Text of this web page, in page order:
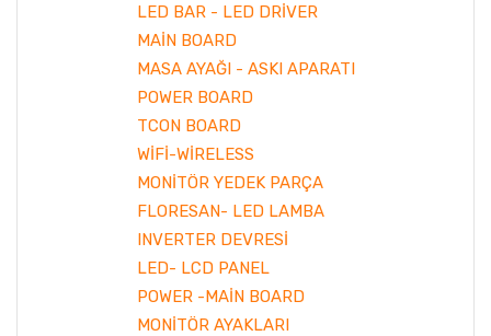
LED BAR - LED DRİVER
MAİN BOARD
MASA AYAĞI - ASKI APARATI
POWER BOARD
TCON BOARD
WİFİ-WİRELESS
MONİTÖR YEDEK PARÇA
FLORESAN- LED LAMBA
INVERTER DEVRESİ
LED- LCD PANEL
POWER -MAİN BOARD
MONİTÖR AYAKLARI